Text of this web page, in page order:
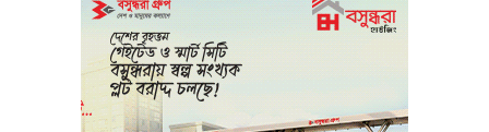
মধ্যপ্রাচ্যে সংকটের কারণে কার্গো পরিবহনে
বিঘ্ন ঘটছে